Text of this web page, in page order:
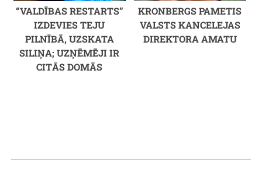
“VALDĪBAS RESTARTS”
IZDEVIES TEJU
PILNĪBĀ, UZSKATA
SILIŅA; UZŅĒMĒJI IR
CITĀS DOMĀS
KRONBERGS PAMETIS
VALSTS KANCELEJAS
DIREKTORA AMATU